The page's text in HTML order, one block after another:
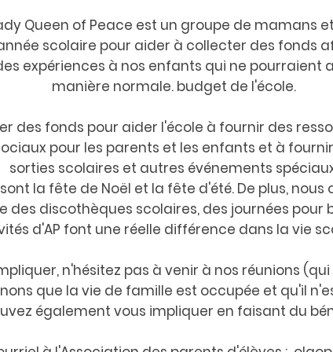
Queen of Peace est un groupe de mamans
scolaire pour aider à collecter des fonds
expériences à nos enfants qui ne pourraient
manière normale. budget de l'école.
des fonds pour aider l'école à fournir des
pour les parents et les enfants et à
sorties scolaires et autres événements
la fête de Noël et la fête d'été. De plus,
discothèques scolaires, des journées pour
d'AP font une réelle différence dans la vie
n'hésitez pas à venir à nos réunions
que la vie de famille est occupée et qu'il
également vous impliquer en faisant du